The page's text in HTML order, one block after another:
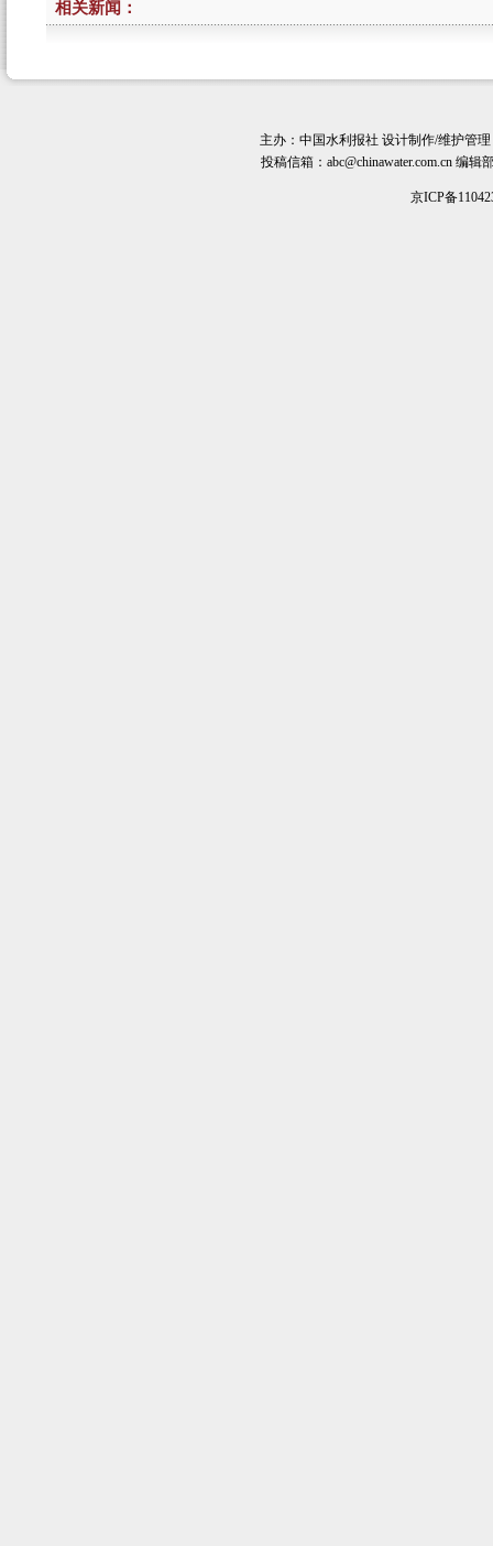
相关新闻：
主办： 中国水利报社 设计制作/维护管
投稿信箱：abc@chinawater.com.cn 编辑
京ICP备